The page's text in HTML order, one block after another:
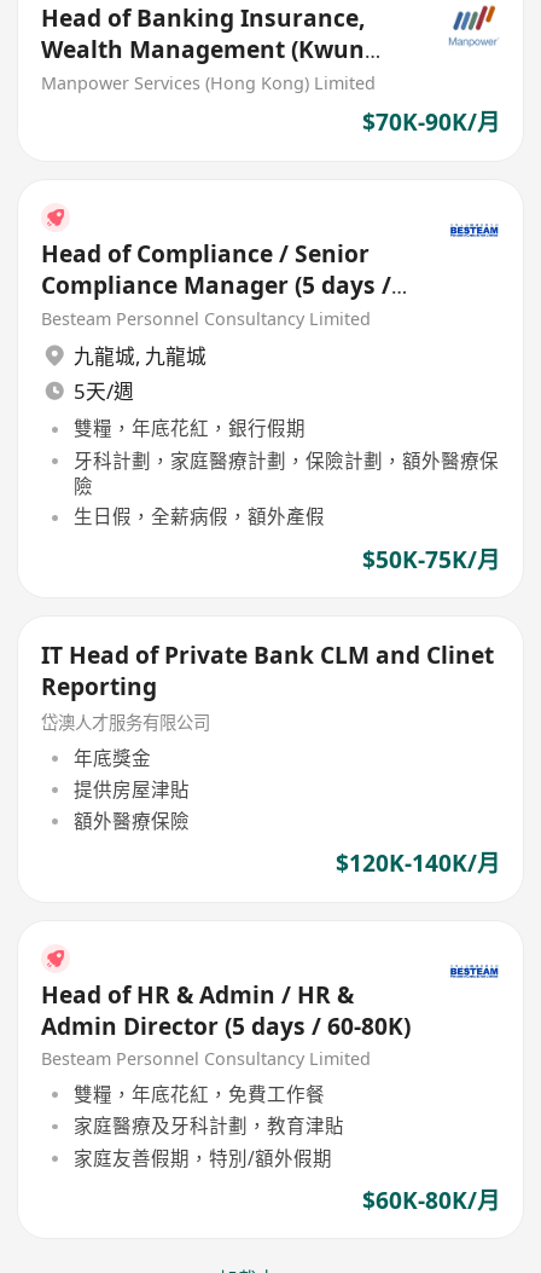
Head of Banking Insurance,
Wealth Management (Kwun
Tong)
Manpower Services (Hong Kong) Limited
$70K-90K/月
Head of Compliance / Senior
Compliance Manager (5 days /
Manufacturing)
Besteam Personnel Consultancy Limited
九龍城, 九龍城
5天/週
雙糧，年底花紅，銀行假期
牙科計劃，家庭醫療計劃，保險計劃，額外醫療保
險
生日假，全薪病假，額外產假
$50K-75K/月
IT Head of Private Bank CLM and Clinet
Reporting
岱澳人才服务有限公司
年底獎金
提供房屋津貼
額外醫療保險
$120K-140K/月
Head of HR & Admin / HR &
Admin Director (5 days / 60-80K)
Besteam Personnel Consultancy Limited
雙糧，年底花紅，免費工作餐
家庭醫療及牙科計劃，教育津貼
家庭友善假期，特別/額外假期
$60K-80K/月